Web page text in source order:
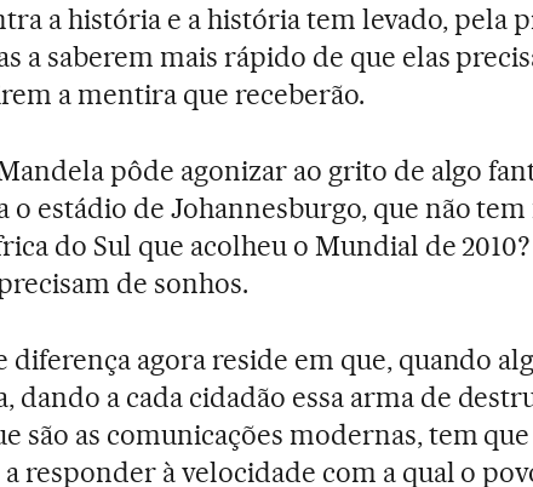
a história e a história tem levado, pela
a saberem mais rápido de que elas
a mentira que receberão.
pôde agonizar ao grito de algo
o estádio de Johannesburgo, que não tem
do Sul que acolheu o Mundial de
de sonhos.
diferença agora reside em que, quando
dando a cada cidadão essa arma de
são as comunicações modernas, tem
responder à velocidade com a qual o